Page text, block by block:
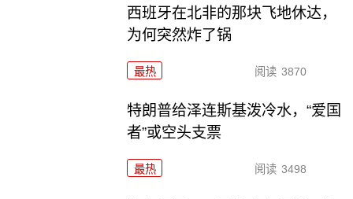
西班牙在北非的那块飞地休达，
为何突然炸了锅
最热 阅读 3870
特朗普给泽连斯基泼冷水，“爱国
者”或空头支票
最热 阅读 3498